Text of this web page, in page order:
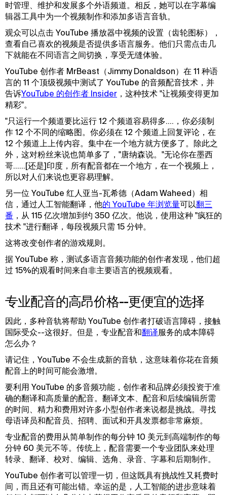
时管理、维护和发展多个外语频道。相反，她可以在字幕编
辑器工具中为一个视频制作和添加多语言音轨。
观众可以点击 YouTube 播放器中视频的设置（齿轮图标），
查看自己喜欢的视频是否提供多语言服务。他们只需点击几
下就能在不同语言之间切换，享受无缝体验。
YouTube 创作者 MrBeast（Jimmy Donaldson）在 11 种语
言的 11 个顶级视频中测试了 YouTube 的音频配音技术，并
告诉YouTube 的创作者 Insider ，这种技术 "让视频变得更加
精彩"。
"只运行一个频道要比运行 12 个频道容易得多....，你必须制
作 12 个不同的缩略图。你必须在 12 个频道上回复评论，在
12 个频道上上传内容。集中在一个地方就方便多了。除此之
外，这对粉丝来说也简单多了，"唐纳森说。"无论你在墨西
哥......[还是]印度，所有配音都在一个地方，在一个视频上，
所以对人们来说也更容易理解。
另一位 YouTube 红人亚当-瓦希德（Adam Waheed）相
信，通过人工智能翻译，他的 YouTube 年浏览量可以翻三
番 ，从 115 亿次增加到约 350 亿次。他说，使用这种 "疯狂的
技术 "进行翻译，每段视频只需 15 分钟。
这将改变创作者的游戏规则。
据 YouTube 称，测试多语言音频功能的创作者发现，他们超
过 15%的观看时间来自非主要语言的视频观看。
专业配音的高昂价格--更便宜的选择
因此，多种音轨将帮助 YouTube 创作者打破语言障碍，接触
国际受众--这很好。但是，专业配音和翻译服务的成本障碍
怎么办？
请记住，YouTube 不会生成新的音轨，这意味着你花在音频
配音上的时间可能会激增。
要利用 YouTube 的多音频功能，创作者和品牌必须投资于准
确的翻译和高质量的配音。翻译文本、配音和后续编辑所需
的时间、精力和费用对许多小型创作者来说都是挑战。寻找
母语译员和配音员、招聘、面试和开具发票都非常麻烦。
专业配音的费用从简单制作的每分钟 10 美元到高端制作的每
分钟 60 美元不等。传统上，配音需要一个专业团队来处理
转录、翻译、校对、编辑、选角、录音、字幕和后期制作。
YouTube 创作者可以管理一切，但这既具有挑战性又耗费时
间，而且还有可能出错。幸运的是，人工智能的进步意味着